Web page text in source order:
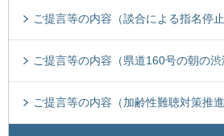
ご提言等の内容（談合による指名停止
ご提言等の内容（県道160号の朝の渋
ご提言等の内容（加齢性難聴対策推